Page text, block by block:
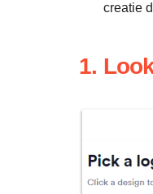
creatie
1.